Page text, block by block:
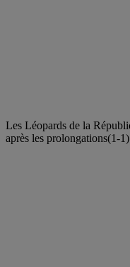
Les Léopards de la
après les prolongations(1-